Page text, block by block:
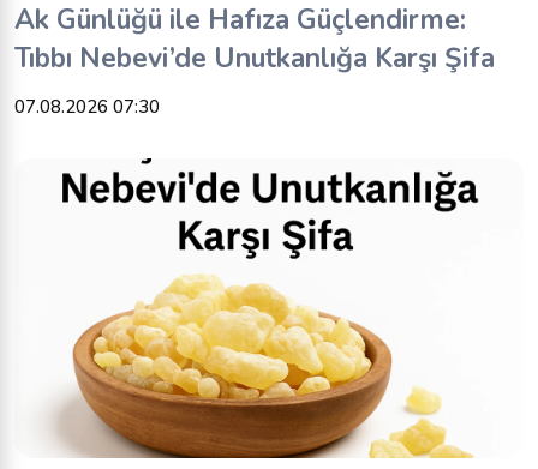
Ak Günlüğü ile Hafıza Güçlendirme:
Tıbbı Nebevi’de Unutkanlığa Karşı Şifa
07.08.2026 07:30